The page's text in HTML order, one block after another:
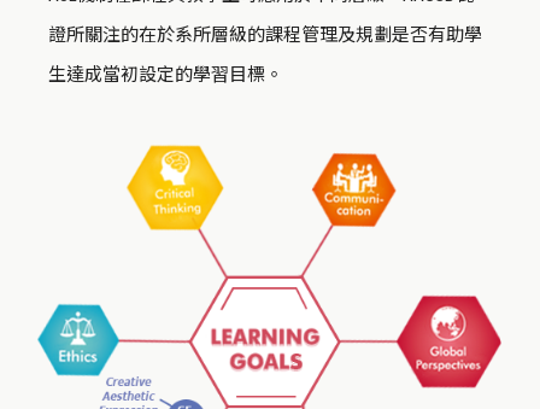
證所關注的在於系所層級的課程管理及規劃是否有助學
生達成當初設定的學習目標。